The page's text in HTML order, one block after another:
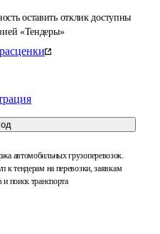
оставить отклик доступны
«Тендеры»
автомобильных грузоперевозок.
к тендерам на перевозки, заявкам
и поиск транспорта